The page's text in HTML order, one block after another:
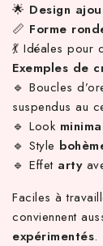
🌟 Design
📏 Forme
💃 Idéales pour
Exemples de
🔹 Boucles
suspendus au
🔹 Look
🔹 Style
🔹 Effet arty
Faciles à
conviennent
expérimentés.